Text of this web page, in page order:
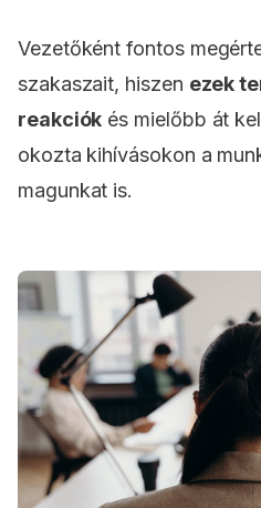
Vezetőként fontos
szakaszait, hiszen ezek
reakciók és mielőbb át
okozta kihívásokon a
magunkat is.